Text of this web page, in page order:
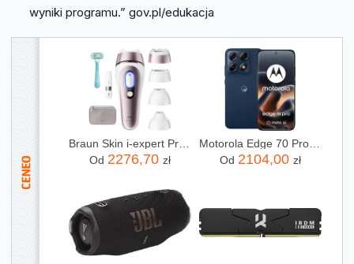
wyniki programu.” gov.pl/edukacja
Braun Skin i-expert Pro IPL PL7432
Od 2276,70 zł
Motorola Edge 70 Pro 8/256GB Granatowy
Od 2104,00 zł